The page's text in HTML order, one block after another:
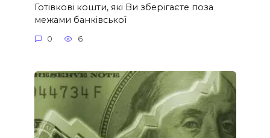
Готівкові кошти, які Ви зберігаєте поза
межами банківської
0 6